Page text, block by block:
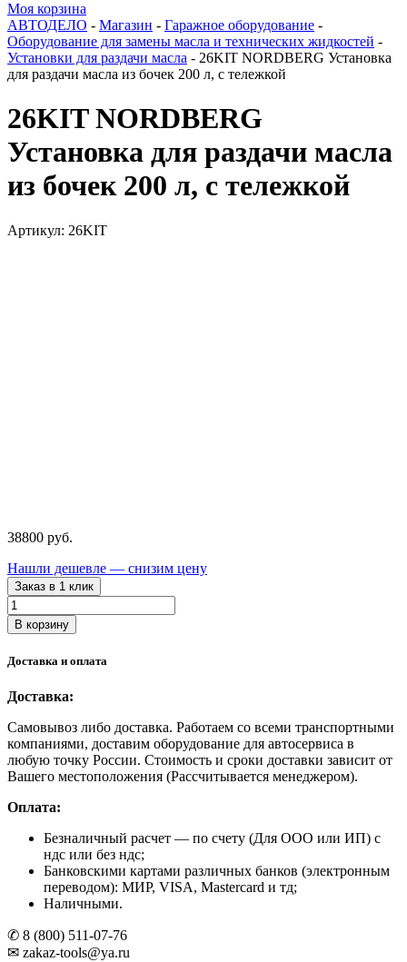
Моя корзина
АВТОДЕЛО - Магазин - Гаражное оборудование -
Оборудование для замены масла и технических жидкостей -
Установки для раздачи масла - 26KIT NORDBERG Установка
для раздачи масла из бочек 200 л, с тележкой
26KIT NORDBERG
Установка для раздачи масла
из бочек 200 л, с тележкой
Артикул: 26KIT
38800 руб.
Нашли дешевле — снизим цену
Заказ в 1 клик
Количество
товара
26KIT
Установка
раздачи
из
бочек
200
л,
с
тележкой
В корзину
Доставка и оплата
Доставка:
Самовывоз либо доставка. Работаем со всеми транспортными
компаниями, доставим оборудование для автосервиса в
любую точку России. Стоимость и сроки доставки зависит от
Вашего местоположения (Рассчитывается менеджером).
Оплата:
Безналичный расчет — по счету (Для ООО или ИП) с
ндс или без ндс;
Банковскими картами различных банков (электронным
переводом): МИР, VISA, Mastercard и тд;
Наличными.
✆ 8 (800) 511-07-76
✉ zakaz-tools@ya.ru